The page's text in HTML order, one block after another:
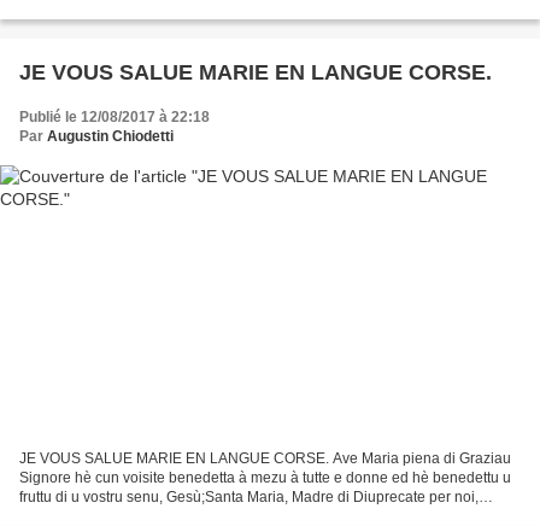
JE VOUS SALUE MARIE EN LANGUE CORSE.
Publié le 12/08/2017 à 22:18
Par Augustin Chiodetti
JE VOUS SALUE MARIE EN LANGUE CORSE. Ave Maria piena di Graziau
Signore hè cun voisite benedetta à mezu à tutte e donne ed hè benedettu u
fruttu di u vostru senu, Gesù;Santa Maria, Madre di Diuprecate per noi,